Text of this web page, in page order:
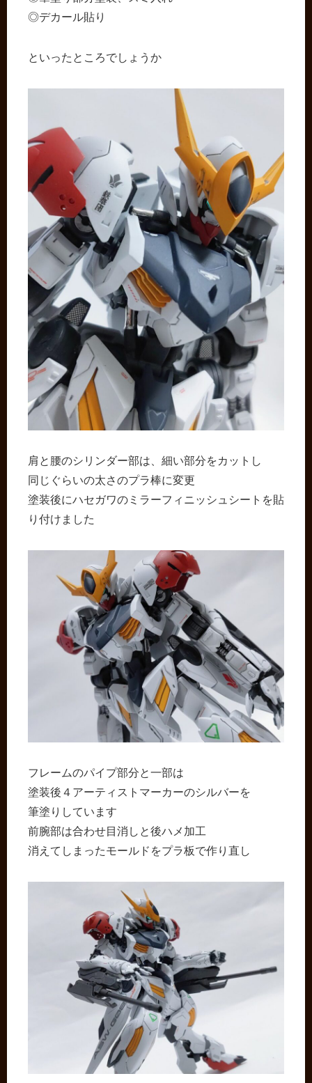
◎デカール貼り
といったところでしょうか
肩と腰のシリンダー部は、細い部分をカットし
同じぐらいの太さのプラ棒に変更
塗装後にハセガワのミラーフィニッシュシートを貼
り付けました
フレームのパイプ部分と一部は
塗装後４アーティストマーカーのシルバーを
筆塗りしています
前腕部は合わせ目消しと後ハメ加工
消えてしまったモールドをプラ板で作り直し